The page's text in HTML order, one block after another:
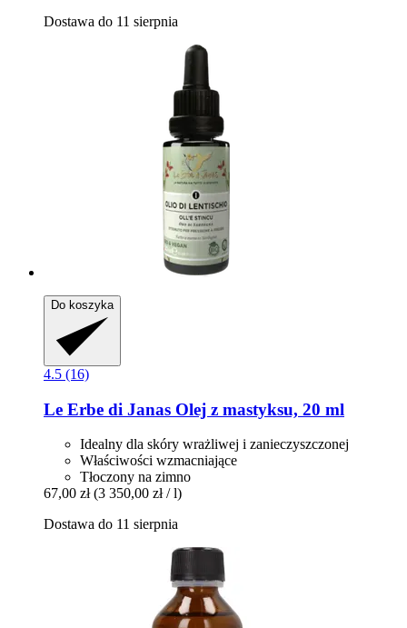
Dostawa do 11 sierpnia
Do koszyka
4.5 (16)
Le Erbe di Janas Olej z mastyksu, 20 ml
Idealny dla skóry wrażliwej i zanieczyszczonej
Właściwości wzmacniające
Tłoczony na zimno
67,00 zł (3 350,00 zł / l)
Dostawa do 11 sierpnia